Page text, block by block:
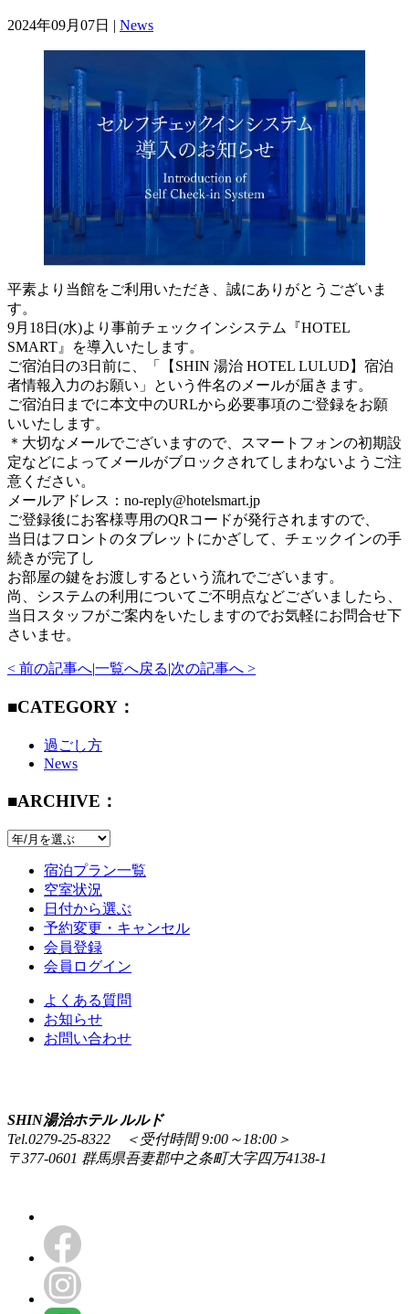
2024年09月07日 | News
平素より当館をご利用いただき、誠にありがとうございま
す。
9月18日(水)より事前チェックインシステム『HOTEL
SMART』を導入いたします。
ご宿泊日の3日前に、「【SHIN 湯治 HOTEL LULUD】宿泊
者情報入力のお願い」という件名のメールが届きます。
ご宿泊日までに本文中のURLから必要事項のご登録をお願
いいたします。
＊大切なメールでございますので、スマートフォンの初期設
定などによってメールがブロックされてしまわないようご注
意ください。
メールアドレス：no-reply@hotelsmart.jp
ご登録後にお客様専用のQRコードが発行されますので、
当日はフロントのタブレットにかざして、チェックインの手
続きが完了し
お部屋の鍵をお渡しするという流れでございます。
尚、システムの利用についてご不明点などございましたら、
当日スタッフがご案内をいたしますのでお気軽にお問合せ下
さいませ。
< 前の記事へ|一覧へ戻る|次の記事へ >
■CATEGORY：
過ごし方
News
■ARCHIVE：
宿泊プラン一覧
空室状況
日付から選ぶ
予約変更・キャンセル
会員登録
会員ログイン
よくある質問
お知らせ
お問い合わせ
SHIN湯治ホテル ルルド
Tel.0279-25-8322 ＜受付時間 9:00～18:00＞
〒377-0601 群馬県吾妻郡中之条町大字四万4138-1